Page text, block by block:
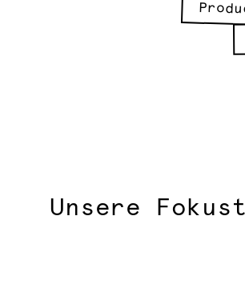
Unsere